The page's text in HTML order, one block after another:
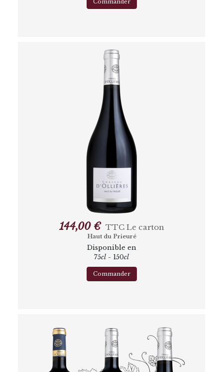
Commander
144,00 € TTCLe carton
Haut du Prieuré
Disponible en
75cl - 150cl
Commander